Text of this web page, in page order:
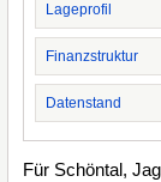
Lageprofil
Finanzstruktur
Datenstand
Für Schöntal,